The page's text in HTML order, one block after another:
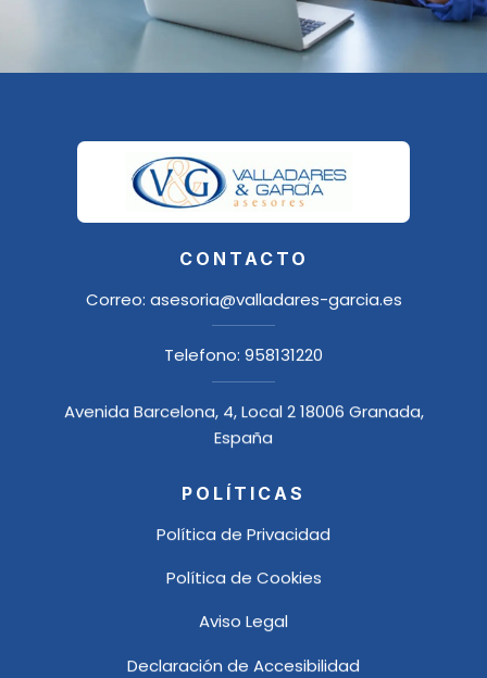
CONTACTO
Correo: asesoria@valladares-garcia.es
Telefono: 958131220
Avenida Barcelona, 4, Local 2 18006 Granada,
España
POLÍTICAS
Política de Privacidad
Política de Cookies
Aviso Legal
Declaración de Accesibilidad